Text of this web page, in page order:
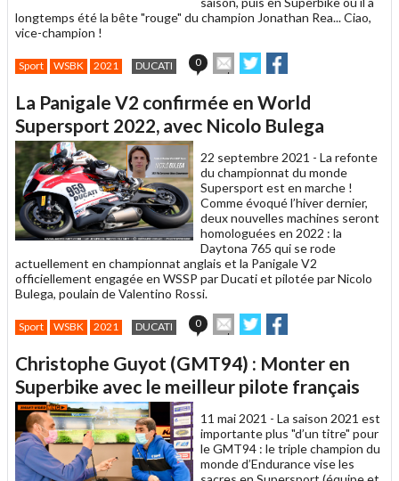
longtemps été la bête "rouge" du champion Jonathan Rea... Ciao,
vice-champion !
Sport WSBK 2021 DUCATI 0
Envoyer
cet
à
un
ami
Partager
sur sur
La Panigale V2 confirmée en World
Supersport 2022, avec Nicolo Bulega
22 septembre 2021 - La refonte
du championnat du monde
Supersport est en marche !
Comme évoqué l’hiver dernier,
deux nouvelles machines seront
homologuées en 2022 : la
Daytona 765 qui se rode
actuellement en championnat anglais et la Panigale V2
officiellement engagée en WSSP par Ducati et pilotée par Nicolo
Bulega, poulain de Valentino Rossi.
Sport WSBK 2021 DUCATI 0
Envoyer
cet
un
ami
Partager
sur sur
Christophe Guyot (GMT94) : Monter en
Superbike avec le meilleur pilote français
11 mai 2021 - La saison 2021 est
importante plus "d’un titre" pour
le GMT94 : le triple champion du
monde d’Endurance vise les